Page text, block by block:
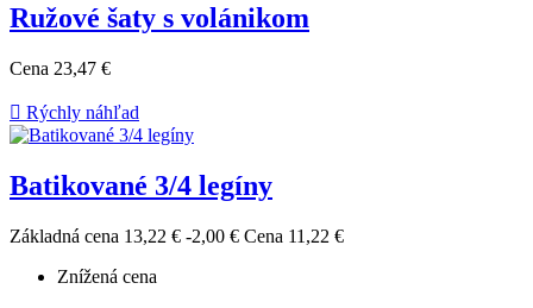
Ružové šaty s volánikom
Cena 23,47 €
 Rýchly náhľad
Batikované 3/4 legíny
Základná cena 13,22 € -2,00 € Cena 11,22 €
Znížená cena